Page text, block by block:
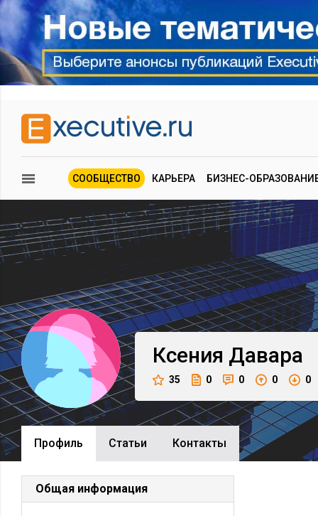
СООБЩЕСТВО КАРЬЕРА БИЗНЕС-
Ксения Давара
35 0 0 0 0
Профиль Cтатьи Контакты
Общая информация